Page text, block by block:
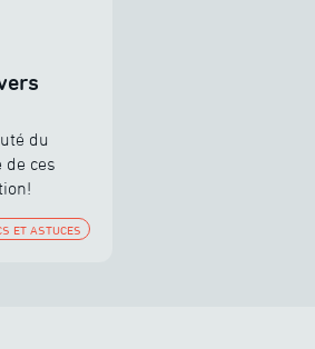
du
de ces
ET ASTUCES